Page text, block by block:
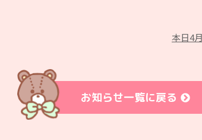
本日4
お知らせ一覧に戻る